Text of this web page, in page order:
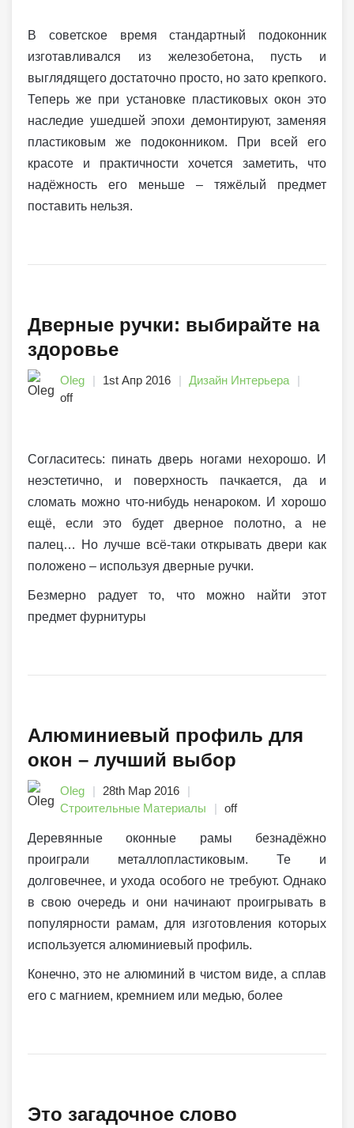
В советское время стандартный подоконник
изготавливался из железобетона, пусть и
выглядящего достаточно просто, но зато крепкого.
Теперь же при установке пластиковых окон это
наследие ушедшей эпохи демонтируют, заменяя
пластиковым же подоконником. При всей его
красоте и практичности хочется заметить, что
надёжность его меньше – тяжёлый предмет
поставить нельзя.
Дверные ручки: выбирайте на
здоровье
Oleg 1st Апр 2016
Дизайн Интерьера
off
Согласитесь: пинать дверь ногами нехорошо. И
неэстетично, и поверхность пачкается, да и
сломать можно что-нибудь ненароком. И хорошо
ещё, если это будет дверное полотно, а не
палец… Но лучше всё-таки открывать двери как
положено – используя дверные ручки.
Безмерно радует то, что можно найти этот
предмет фурнитуры
Алюминиевый профиль для
окон – лучший выбор
Oleg
28th Мар 2016
Строительные Материалы
off
Деревянные оконные рамы безнадёжно
проиграли металлопластиковым. Те и
долговечнее, и ухода особого не требуют. Однако
в свою очередь и они начинают проигрывать в
популярности рамам, для изготовления которых
используется алюминиевый профиль.
Конечно, это не алюминий в чистом виде, а сплав
его с магнием, кремнием или медью, более
Это загадочное слово